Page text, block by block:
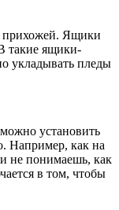
прихожей. Ящики
такие ящики-
укладывать пледы
установить
Например, как на
не понимаешь, как
в том, чтобы